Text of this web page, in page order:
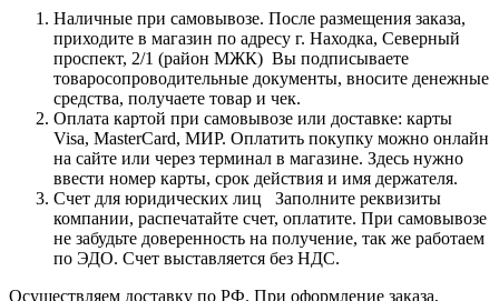
Наличные при самовывозе. После размещения заказа,
приходите в магазин по адресу г. Находка, Северный
проспект, 2/1 (район МЖК) Вы подписываете
товаросопроводительные документы, вносите денежные
средства, получаете товар и чек.
Оплата картой при самовывозе или доставке: карты
Visa, MasterCard, МИР. Оплатить покупку можно онлайн
на сайте или через терминал в магазине. Здесь нужно
ввести номер карты, срок действия и имя держателя.
Счет для юридических лиц Заполните реквизиты
компании, распечатайте счет, оплатите. При самовывозе
не забудьте доверенность на получение, так же работаем
по ЭДО. Счет выставляется без НДС.
Осуществляем доставку по РФ. При оформление заказа,